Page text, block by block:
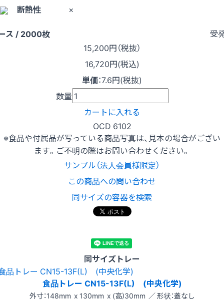
断熱性
×
ス / 2000枚
受
15,200円（税抜）
16,720円(税込)
単価：7.6円(税抜)
数量
カートに入れる
OCD 6102
※食品や付属品が写っている商品写真は、見本の場合がござい
ます。ご不明の際はお問い合わせください。
サンプル（法人会員様限定）
この商品への問い合わせ
同サイズの容器を検索
同サイズトレー
食品トレー CN15-13F(L) (中央化学)
外寸：148mm x 130mm x (高)30mm ／ 形状：蓋なし